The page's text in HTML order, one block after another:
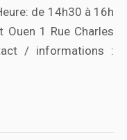
de 14h30 à 16h
Ouen 1 Rue Charles
/ informations :